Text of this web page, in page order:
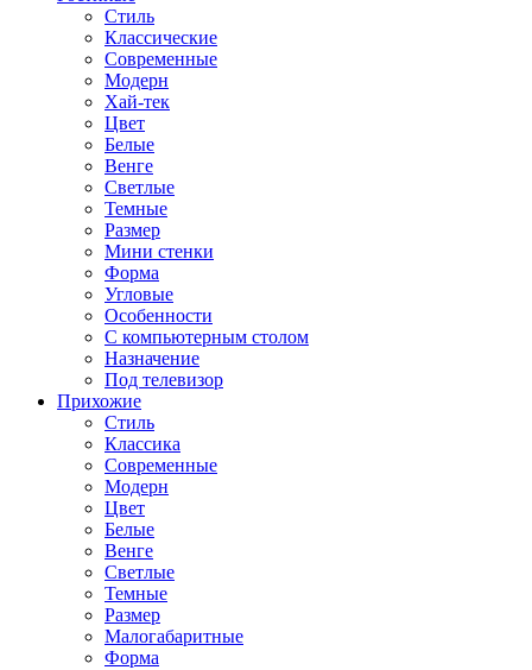
Стиль
Классические
Современные
Модерн
Хай-тек
Цвет
Белые
Венге
Светлые
Темные
Размер
Мини стенки
Форма
Угловые
Особенности
С компьютерным столом
Назначение
Под телевизор
Прихожие
Стиль
Классика
Современные
Модерн
Цвет
Белые
Венге
Светлые
Темные
Размер
Малогабаритные
Форма